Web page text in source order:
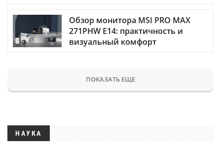
Обзор монитора MSI PRO MAX
271PHW E14: практичность и
визуальный комфорт
ПОКАЗАТЬ ЕЩЕ
НАУКА